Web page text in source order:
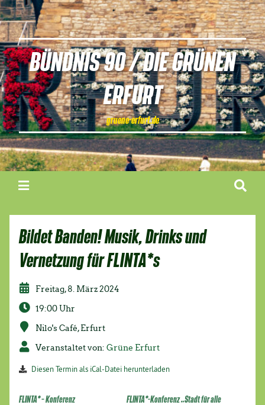
BÜNDNIS 90 / DIE GRÜNEN
ERFURT
gruene-erfurt.de
Bildet Banden! Musik, Drinks und
Vernetzung für FLINTA*s
Freitag, 8. März 2024
19:00 Uhr
Nilo's Café, Erfurt
Veranstaltet von:Grüne Erfurt
Diesen Termin als iCal-Datei herunterladen
FLINTA* – Konferenz
FLINTA*-Konferenz „Stadt für alle